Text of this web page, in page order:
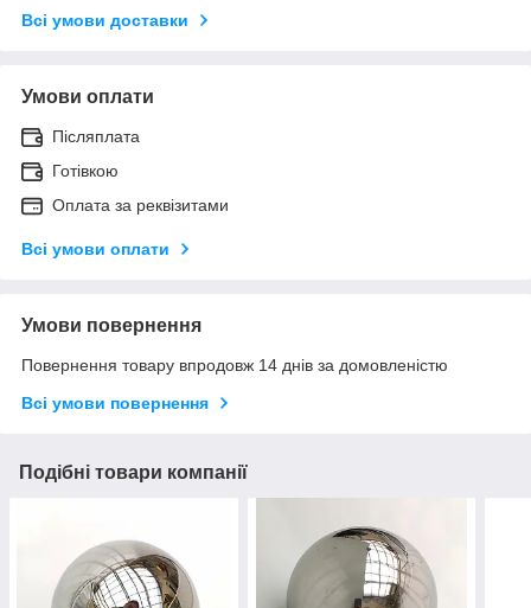
Всі умови доставки
Умови оплати
Післяплата
Готівкою
Оплата за реквізитами
Всі умови оплати
Умови повернення
Повернення товару впродовж 14 днів за домовленістю
Всі умови повернення
Подібні товари компанії